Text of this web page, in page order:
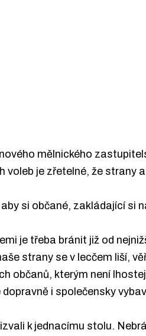
mělnického
voleb je zřetelné, že strany
si občané, zakládající si
je třeba bránit již od
strany se v lecčem liší,
občanů, kterým není
i společensky
k jednacímu stolu.